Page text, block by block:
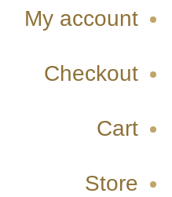
My account
Checkout
Cart
Store